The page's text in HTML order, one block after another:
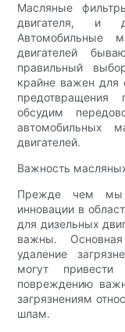
Масляные
двигателя, и
Автомобильные
двигателей
правильный
крайне важен для
обсудим
автомобильных
двигателей.
Важность
Прежде чем мы
инновации в
для дизельных
важны.
удаление
могут
повреждению
загрязнениям
шлам.